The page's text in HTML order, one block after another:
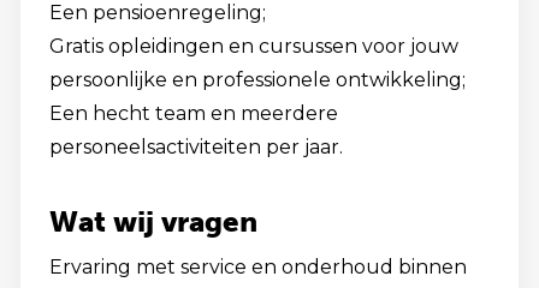
Een pensioenregeling;
Gratis opleidingen en cursussen voor jouw
persoonlijke en professionele ontwikkeling;
Een hecht team en meerdere
personeelsactiviteiten per jaar.
Wat wij vragen
Ervaring met service en onderhoud binnen